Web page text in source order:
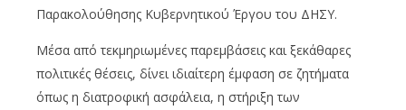
Παρακολούθησης Κυβερνητικού Έργου του ΔΗΣΥ.
Μέσα από τεκμηριωμένες παρεμβάσεις και ξεκάθαρες
πολιτικές θέσεις, δίνει ιδιαίτερη έμφαση σε ζητήματα
όπως η διατροφική ασφάλεια, η στήριξη των